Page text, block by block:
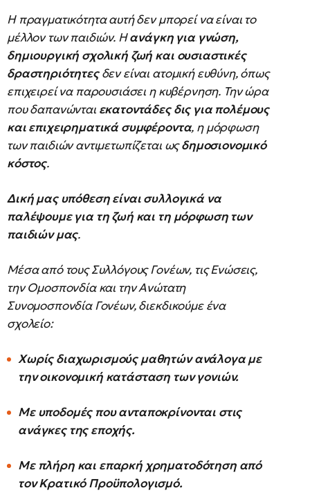
Η πραγματικότητα αυτή δεν μπορεί να είναι το
μέλλον των παιδιών. Ηανάγκη για γνώση,
δημιουργική σχολική ζωή και ουσιαστικές
δραστηριότητεςδεν είναι ατομική ευθύνη, όπως
επιχειρεί να παρουσιάσει η κυβέρνηση. Την ώρα
που δαπανώνται εκατοντάδες δις για πολέμους
και επιχειρηματικά συμφέροντα, η μόρφωση
των παιδιών αντιμετωπίζεται ωςδημοσιονομικό
κόστος.
Δική μας υπόθεση είναι συλλογικά να
παλέψουμε για τη ζωή και τη μόρφωση των
παιδιών μας.
Μέσα από τους Συλλόγους Γονέων, τις Ενώσεις,
την Ομοσπονδία και την Ανώτατη
Συνομοσπονδία Γονέων, διεκδικούμε ένα
σχολείο:
Χωρίς διαχωρισμούς μαθητών ανάλογα με
την οικονομική κατάσταση των γονιών.
Με υποδομές που ανταποκρίνονται στις
ανάγκες της εποχής.
Με πλήρη και επαρκή χρηματοδότηση από
τον Κρατικό Προϋπολογισμό.